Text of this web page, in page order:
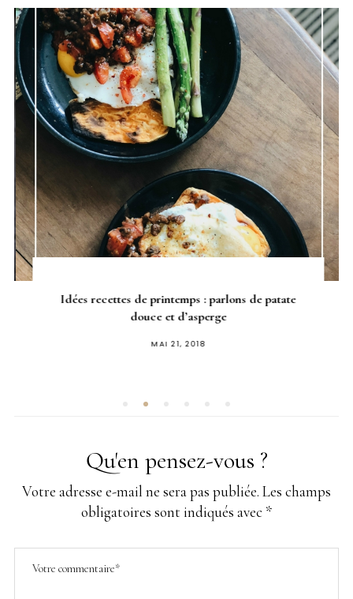
Idées recettes de printemps : parlons de patate
douce et d’asperge
PUBLIÉ
MAI 21, 2018
Qu'en pensez-vous ?
Votre adresse e-mail ne sera pas publiée. Les champs
obligatoires sont indiqués avec *